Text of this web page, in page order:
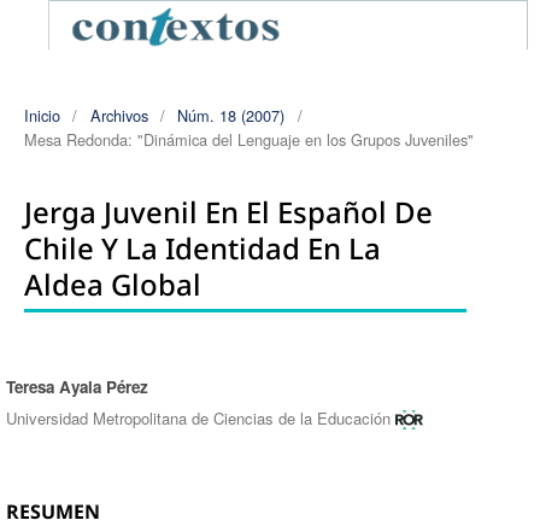
Inicio / Archivos / Núm. 18 (2007) /
Mesa Redonda: "Dinámica del Lenguaje en los Grupos Juveniles"
Jerga Juvenil En El Español De
Chile Y La Identidad En La
Aldea Global
Autores/as
Teresa Ayala Pérez
Universidad Metropolitana de Ciencias de la Educación
RESUMEN